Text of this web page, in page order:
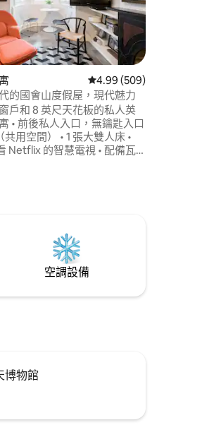
平均評分（滿分 5 分）
從 509 則評價中獲得
4.99 (509)
的國會山度假屋，現代魅力
戶和 8 英尺天花板的私人英
口
空調設備
博物館